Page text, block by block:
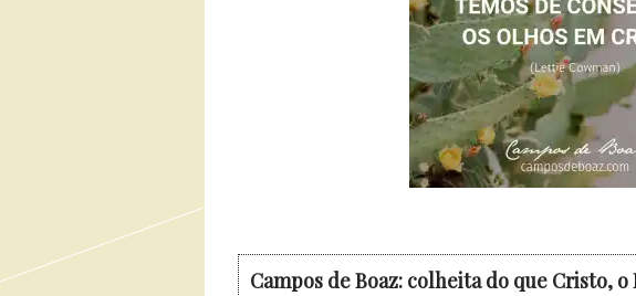
Campos de Boaz: colheita do que Cristo,